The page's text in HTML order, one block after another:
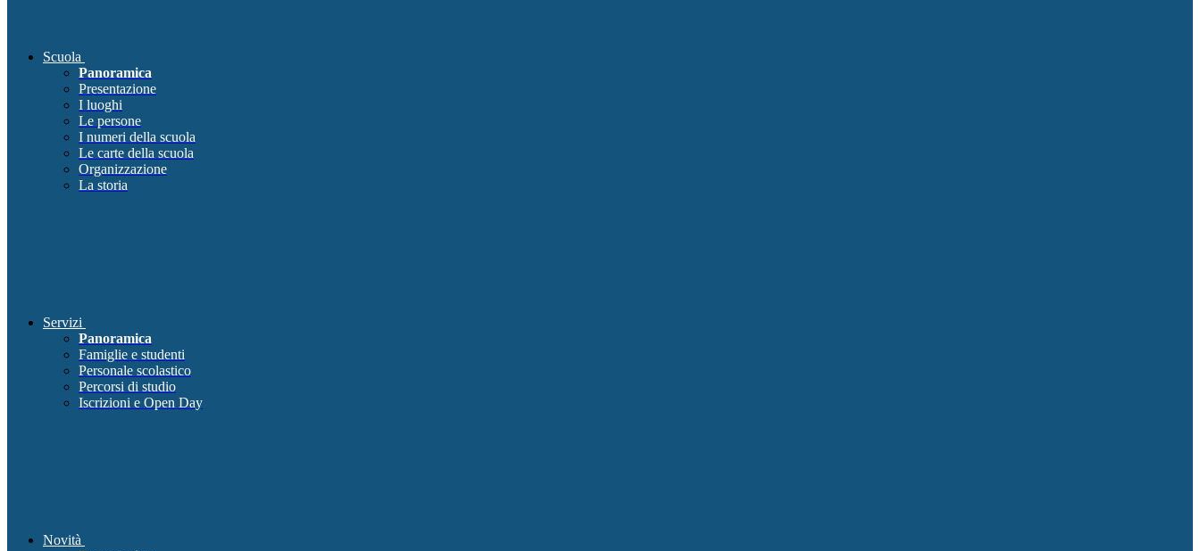
Scuola
Panoramica
Presentazione
I luoghi
Le persone
I numeri della scuola
Le carte della scuola
Organizzazione
La storia
Servizi
Panoramica
Famiglie e studenti
Personale scolastico
Percorsi di studio
Iscrizioni e Open Day
Novità